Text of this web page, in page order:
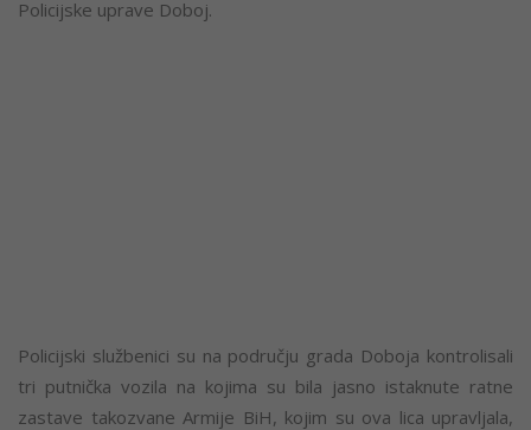
Policijske uprave Doboj.
Policijski službenici su na području grada Doboja kontrolisali
tri putnička vozila na kojima su bila jasno istaknute ratne
zastave takozvane Armije BiH, kojim su ova lica upravljala,